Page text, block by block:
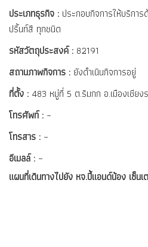
ประเภทธุรกิจ : ประกอบกิจการให้บริการ
ปริ้นท์สี ทุกชนิด
รหัสวัตถุประสงค์ : 82191
สถานภาพกิจการ : ยังดำเนินกิจการอยู่
ที่ตั้ง : 483 หมู่ที่ 5 ต.ริมกก อ.เมืองเชียง
โทรศัพท์ : –
โทรสาร : –
อีเมลล์ : –
แผนที่เดินทางไปยัง หจ.ปี้แอนด์น้อง เซ็น